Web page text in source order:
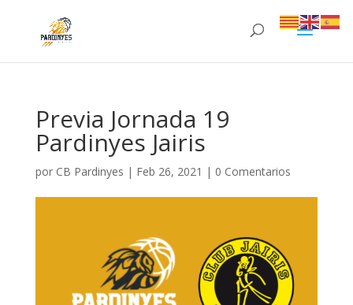
Previa Jornada 19
Pardinyes Jairis
por CB Pardinyes | Feb 26, 2021 | 0 Comentarios